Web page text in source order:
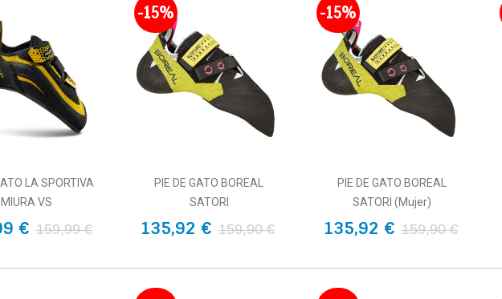
LA SPORTIVA
MIURA VS
€ 159,99 €
-15%
PIE DE GATO BOREAL
SATORI
135,92 € 159,90 €
-15%
PIE DE GATO BOREAL
SATORI (Mujer)
135,92 € 159,90 €